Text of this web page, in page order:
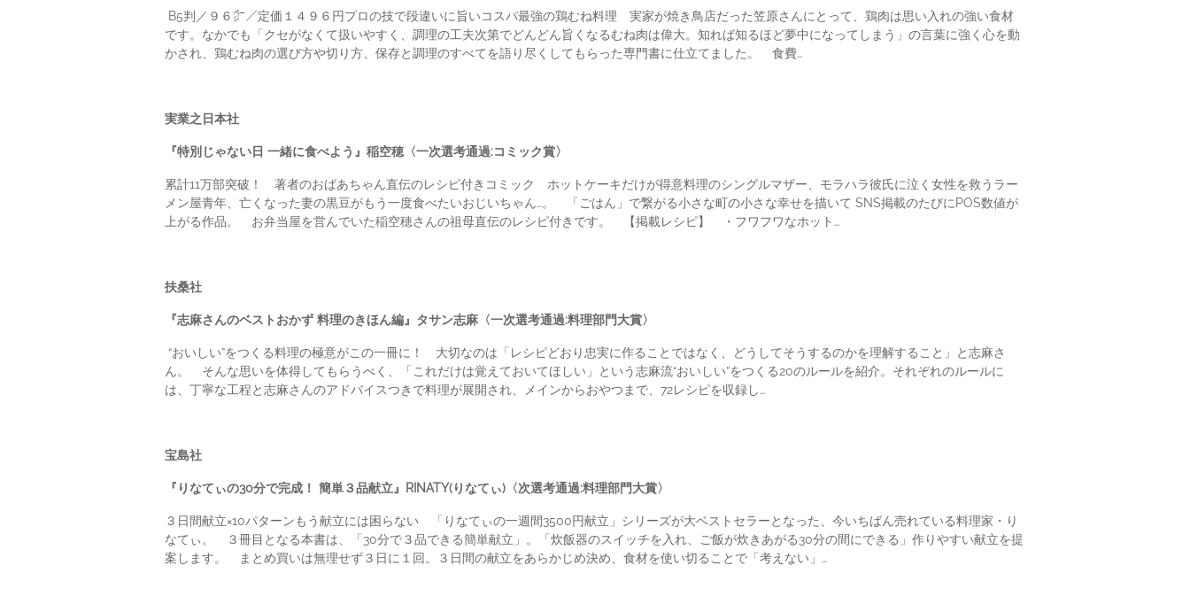
B5判／９６㌻／定価１４９６円プロの技で段違いに旨いコスパ最強の鶏むね料理 実家が焼き鳥店だった笠原さんにとって、鶏肉は思い入れの強い食材
です。なかでも「クセがなくて扱いやすく、調理の工夫次第でどんどん旨くなるむね肉は偉大。知れば知るほど夢中になってしまう」の言葉に強く心を動
かされ、鶏むね肉の選び方や切り方、保存と調理のすべてを語り尽くしてもらった専門書に仕立てました。 食費…
実業之日本社
『特別じゃない日 一緒に食べよう』稲空穂〈一次選考通過:コミック賞〉
累計11万部突破！ 著者のおばあちゃん直伝のレシピ付きコミック ホットケーキだけが得意料理のシングルマザー、モラハラ彼氏に泣く女性を救うラー
メン屋青年、亡くなった妻の黒豆がもう一度食べたいおじいちゃん…。 「ごはん」で繋がる小さな町の小さな幸せを描いて SNS掲載のたびにPOS数値が
上がる作品。 お弁当屋を営んでいた稲空穂さんの祖母直伝のレシピ付きです。 【掲載レシピ】 ・フワフワなホット…
扶桑社
『志麻さんのベストおかず 料理のきほん編』タサン志麻〈一次選考通過:料理部門大賞〉
“おいしい”をつくる料理の極意がこの一冊に！ 大切なのは「レシピどおり忠実に作ることではなく、どうしてそうするのかを理解すること」と志麻さ
ん。 そんな思いを体得してもらうべく、「これだけは覚えておいてほしい」という志麻流“おいしい”をつくる20のルールを紹介。それぞれのルールに
は、丁寧な工程と志麻さんのアドバイスつきで料理が展開され、メインからおやつまで、72レシピを収録し…
宝島社
『りなてぃの30分で完成！ 簡単３品献立』RINATY(りなてぃ)〈次選考通過:料理部門大賞〉
３日間献立×10パターンもう献立には困らない 「りなてぃの一週間3500円献立」シリーズが大ベストセラーとなった、今いちばん売れている料理家・り
なてぃ。 ３冊目となる本書は、「30分で３品できる簡単献立」。「炊飯器のスイッチを入れ、ご飯が炊きあがる30分の間にできる」作りやすい献立を提
案します。 まとめ買いは無理せず３日に１回。３日間の献立をあらかじめ決め、食材を使い切ることで「考えない」…